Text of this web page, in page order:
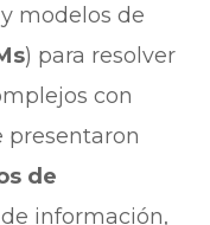
modelos de
) para resolver
con
presentaron
de
información,